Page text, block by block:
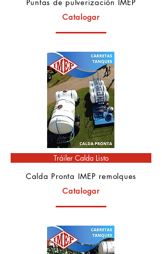
Puntas de pulverización IMEP
Catalogar
Tráiler Calda Listo
Calda Pronta IMEP remolques
Catalogar